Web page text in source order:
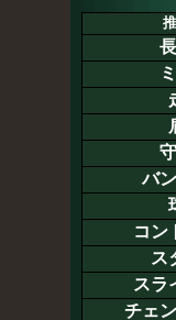
バ
コン
ス
スラ
チェ